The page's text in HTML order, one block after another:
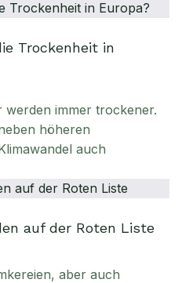
Trockenheit in
werden immer trockener.
höheren
auch
auf der Roten Liste
aber auch